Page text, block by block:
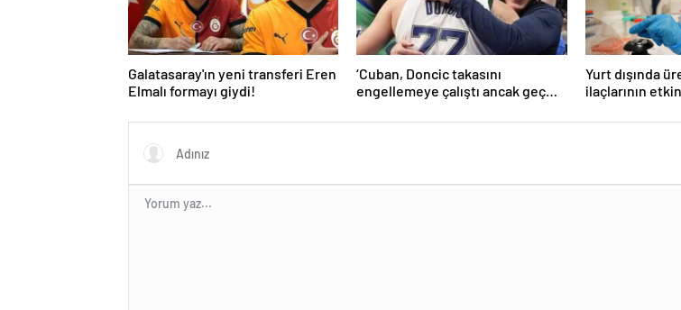
Galatasaray'ın yeni transferi Eren
Elmalı formayı giydi!
‘Cuban, Doncic takasını
engellemeye çalıştı ancak geç
Yurt dışında
ilaçlarının
Haberleri